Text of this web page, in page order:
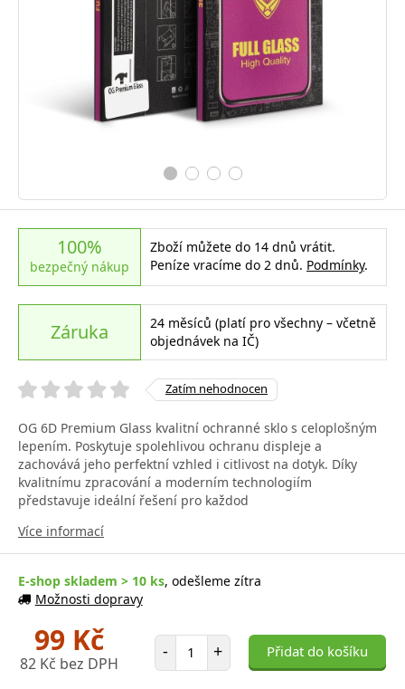
100%
bezpečný nákup
Zboží můžete do 14 dnů vrátit.
Peníze vracíme do 2 dnů. Podmínky.
Záruka
24 měsíců (platí pro všechny – včetně
objednávek na IČ)
Zatím nehodnocen
OG 6D Premium Glass kvalitní ochranné sklo s celoplošným
lepením. Poskytuje spolehlivou ochranu displeje a
zachovává jeho perfektní vzhled i citlivost na dotyk. Díky
kvalitnímu zpracování a moderním technologiím
představuje ideální řešení pro každod
Více informací
E-shop skladem > 10 ks, odešleme zítra
Možnosti dopravy
99 Kč
82 Kč bez DPH
- Počet položek
+ Přidat do košíku